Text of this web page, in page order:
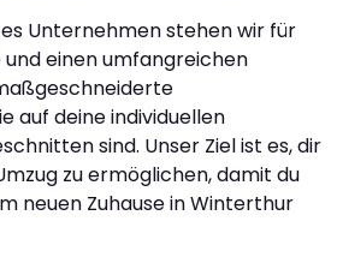
Unternehmen stehen wir für
einen umfangreichen
auf deine individuellen
sind. Unser Ziel ist es, dir
zu ermöglichen, damit du
neuen Zuhause in Winterthur